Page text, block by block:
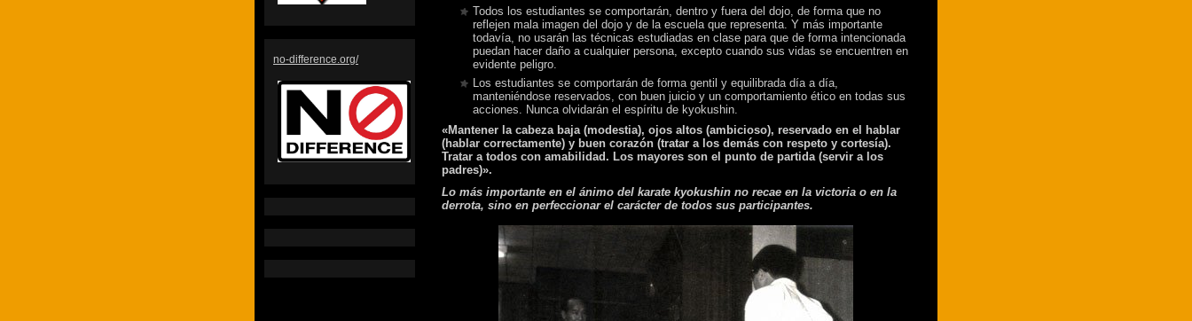
no-difference.org/
Todos los estudiantes se comportarán, dentro y fuera del dojo, de forma que no
reflejen mala imagen del dojo y de la escuela que representa. Y más importante
todavía, no usarán las técnicas estudiadas en clase para que de forma intencionada
puedan hacer daño a cualquier persona, excepto cuando sus vidas se encuentren en
evidente peligro.
Los estudiantes se comportarán de forma gentil y equilibrada día a día,
manteniéndose reservados, con buen juicio y un comportamiento ético en todas sus
acciones. Nunca olvidarán el espíritu de kyokushin.
«Mantener la cabeza baja (modestia), ojos altos (ambicioso), reservado en el hablar
(hablar correctamente) y buen corazón (tratar a los demás con respeto y cortesía).
Tratar a todos con amabilidad. Los mayores son el punto de partida (servir a los
padres)».
Lo más importante en el ánimo del karate kyokushin no recae en la victoria o en la
derrota, sino en perfeccionar el carácter de todos sus participantes.